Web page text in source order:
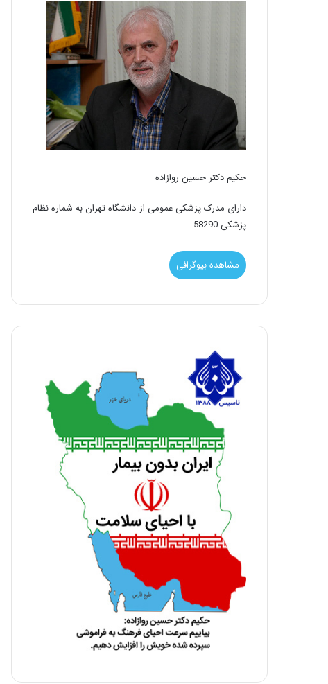
حکیم دکتر حسین روازاده
دارای مدرک پزشکی عمومی از دانشگاه تهران به شماره نظام
پزشکی 58290
مشاهده بیوگرافی